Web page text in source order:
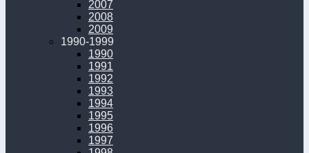
2007
2008
2009
1990-1999
1990
1991
1992
1993
1994
1995
1996
1997